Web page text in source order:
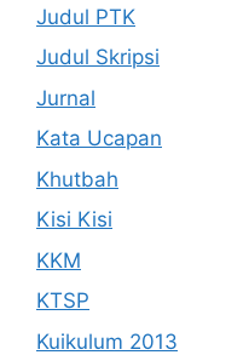
Judul PTK
Judul Skripsi
Jurnal
Kata Ucapan
Khutbah
Kisi Kisi
KKM
KTSP
Kuikulum 2013